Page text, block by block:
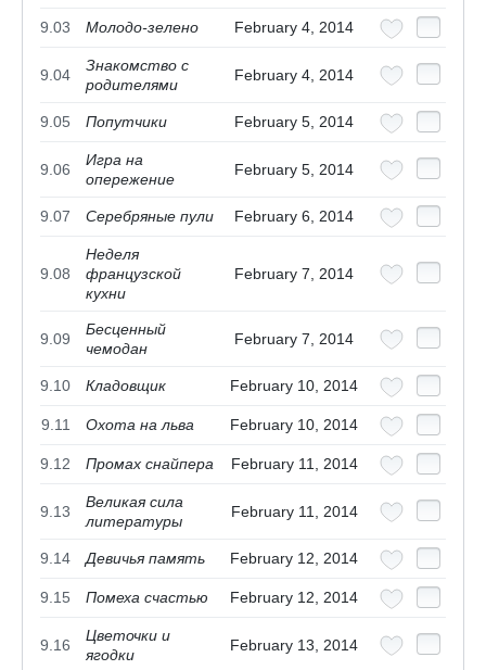
9.03 Молодо-зелено February 4, 2014
9.04
Знакомство с
родителями
February 4, 2014
9.05 Попутчики February 5, 2014
9.06
Игра на
опережение
February 5, 2014
9.07 Серебряные пули February 6, 2014
9.08
Неделя
французской
кухни
February 7, 2014
9.09
Бесценный
чемодан
February 7, 2014
9.10 Кладовщик February 10, 2014
9.11 Охота на льва February 10, 2014
9.12 Промах снайпера February 11, 2014
9.13
Великая сила
литературы
February 11, 2014
9.14 Девичья память February 12, 2014
9.15 Помеха счастью February 12, 2014
9.16
Цветочки и
ягодки
February 13, 2014